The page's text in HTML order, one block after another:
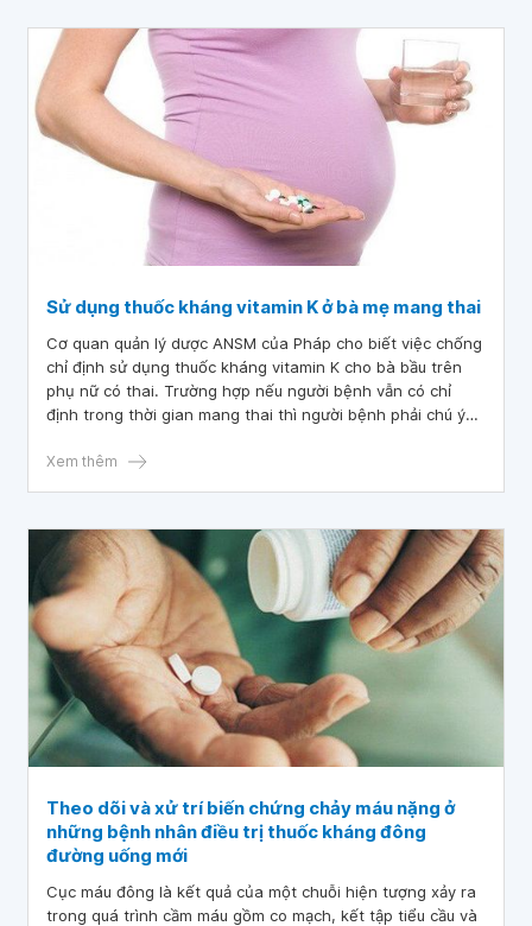
Sử dụng thuốc kháng vitamin K ở bà mẹ mang thai
Cơ quan quản lý dược ANSM của Pháp cho biết việc chống
chỉ định sử dụng thuốc kháng vitamin K cho bà bầu trên
phụ nữ có thai. Trường hợp nếu người bệnh vẫn có chỉ
định trong thời gian mang thai thì người bệnh phải chú ý
đây, hãy cùng chúng tôi tìm hiểu về việc sử dụng thuốc
Xem thêm
Theo dõi và xử trí biến chứng chảy máu nặng ở
những bệnh nhân điều trị thuốc kháng đông
đường uống mới
Cục máu đông là kết quả của một chuỗi hiện tượng xảy ra
trong quá trình cầm máu gồm co mạch, kết tập tiểu cầu và